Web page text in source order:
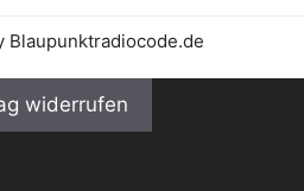
Blaupunktradiocode.de
widerrufen